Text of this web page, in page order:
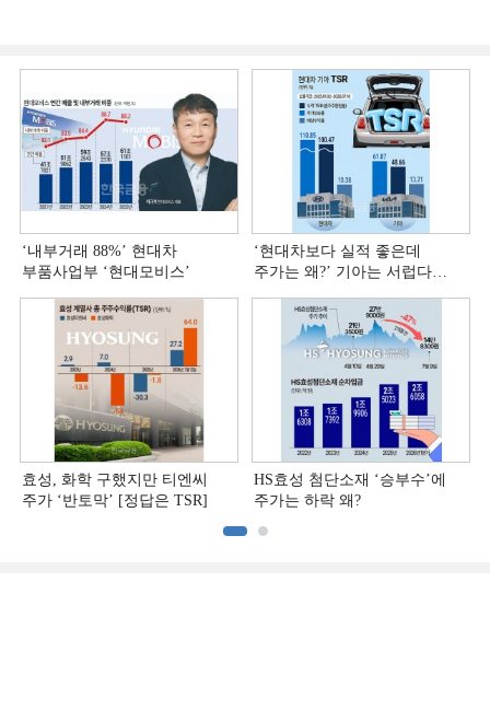
‘내부거래 88%ʼ 현대차
부품사업부 ‘현대모비스ʼ
‘현대차보다 실적 좋은데
주가는 왜?ʼ 기아는 서럽다
효성, 화학 구했지만 티엔씨
주가 ‘반토막’ [정답은 TSR]
HS효성 첨단소재 ‘승부수’에
주가는 하락 왜?